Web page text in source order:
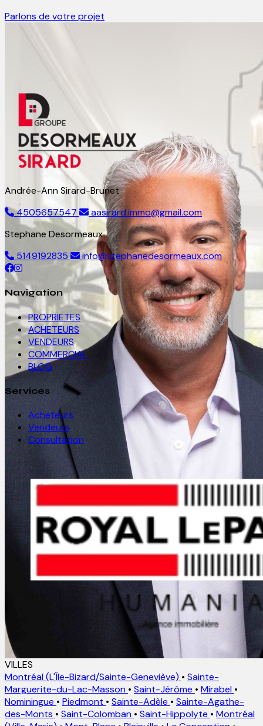
Parlons de votre projet
Andrée-Ann Sirard-Brunet
4505657547
aasirard.immo@gmail.com
Stephane Desormeaux
5149192835
info@stephanedesormeaux.com
Navigation
PROPRIETES
ACHETEURS
VENDEURS
COMMERCIAL
BLOG
Services
Acheteurs
Vendeurs
Consultation
VILLES
Montréal (L'Île-Bizard/Sainte-Geneviève) • Sainte-
Marguerite-du-Lac-Masson • Saint-Jérôme • Mirabel •
Nominingue • Piedmont • Sainte-Adèle • Sainte-Agathe-
des-Monts • Saint-Colomban • Saint-Hippolyte • Montréal